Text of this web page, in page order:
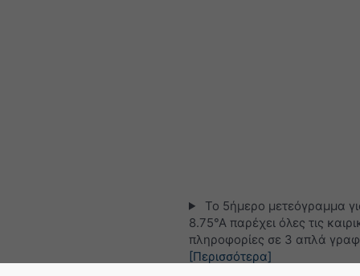
Το 5ήμερο μετεόγραμμα
8.75°Α παρέχει όλες τις
πληροφορίες σε 3 απλά
[Περισσότερα]